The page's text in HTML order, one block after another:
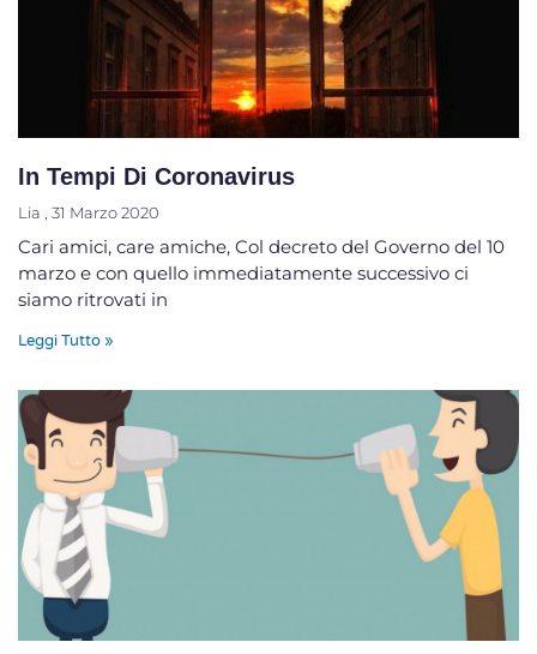
In Tempi Di Coronavirus
Lia 31 Marzo 2020
Cari amici, care amiche, Col decreto del Governo del 10
marzo e con quello immediatamente successivo ci
siamo ritrovati in
Leggi Tutto »